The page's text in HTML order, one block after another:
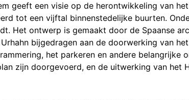
geeft een visie op de herontwikkeling van
tot een vijftal binnenstedelijke buurten.
Het ontwerp is gemaakt door de Spaanse
bijgedragen aan de doorwerking van
het parkeren en andere belangrijke
zijn doorgevoerd, en de uitwerking van het